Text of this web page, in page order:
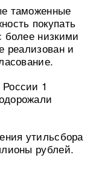
таможенные
покупать
более низкими
реализован и
1
утильсбора
рублей.